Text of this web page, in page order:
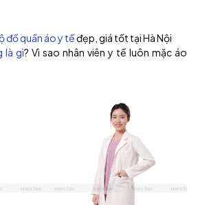
đồ quần áo y tếđẹp, giá tốt tại Hà Nội
là gì? Vì sao nhân viên y tế luôn mặc áo